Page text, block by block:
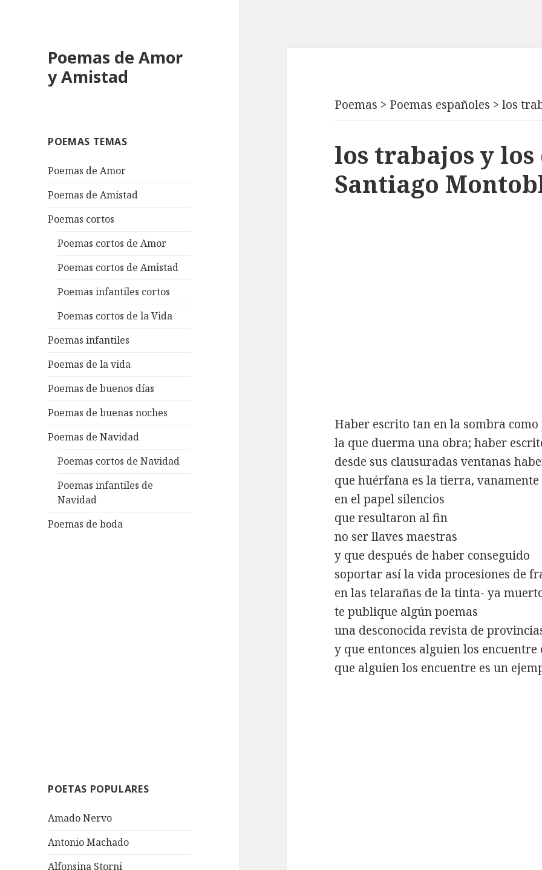
Poemas de Amor
y Amistad
POEMAS TEMAS
Poemas de Amor
Poemas de Amistad
Poemas cortos
Poemas cortos de Amor
Poemas cortos de Amistad
Poemas infantiles cortos
Poemas cortos de la Vida
Poemas infantiles
Poemas de la vida
Poemas de buenos días
Poemas de buenas noches
Poemas de Navidad
Poemas cortos de Navidad
Poemas infantiles de
Navidad
Poemas de boda
POETAS POPULARES
Amado Nervo
Antonio Machado
Alfonsina Storni
Poemas > Poemas españoles >los
los trabajos y los
Santiago
Haber escrito tan en la sombra
la que duerma una obra; haber
desde sus clausuradas ventanas
que huérfana es la tierra,
en el papel silencios
que resultaron al fin
no ser llaves maestras
y que después de haber conseguido
soportar así la vida procesiones de
en las telarañas de la tinta- ya
te publique algún poemas
una desconocida revista de
y que entonces alguien los encuentre
que alguien los encuentre es un